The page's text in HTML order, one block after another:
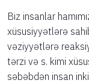
Biz insanlar
xüsusiyyətlərə
vəziyyətlərə
tərzi və s. kimi
səbəbdən insan